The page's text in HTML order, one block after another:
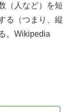
（人など）を短
る（つまり、縦
。Wikipedia